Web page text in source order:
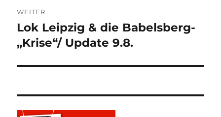
WEITER
Nächster
Beitrag:
Lok Leipzig & die Babelsberg-
„Krise“/ Update 9.8.